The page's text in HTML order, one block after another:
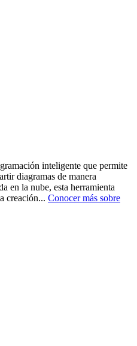
inteligente que permite
diagramas de manera
en la nube, esta herramienta
creación... Conocer más sobre